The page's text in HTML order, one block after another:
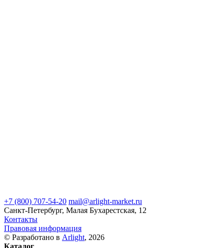
+7 (800) 707-54-20 mail@arlight-market.ru
Санкт-Петербург, Малая Бухарестская, 12
Контакты
Правовая информация
© Разработано в Arlight, 2026
Каталог